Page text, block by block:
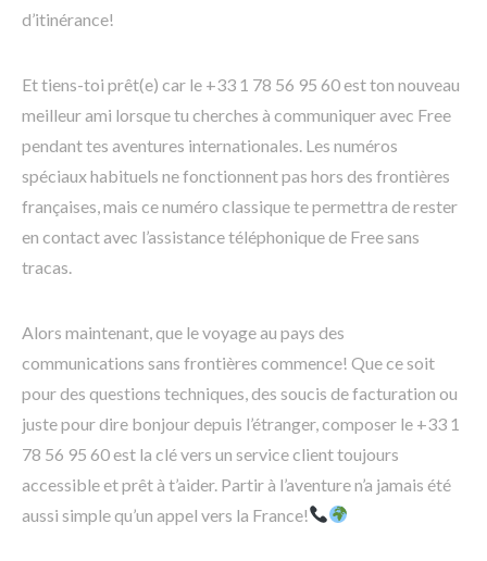
d’itinérance!
Et tiens-toi prêt(e) car le +33 1 78 56 95 60 est ton nouveau
meilleur ami lorsque tu cherches à communiquer avec Free
pendant tes aventures internationales. Les numéros
spéciaux habituels ne fonctionnent pas hors des frontières
françaises, mais ce numéro classique te permettra de rester
en contact avec l’assistance téléphonique de Free sans
tracas.
Alors maintenant, que le voyage au pays des
communications sans frontières commence! Que ce soit
pour des questions techniques, des soucis de facturation ou
juste pour dire bonjour depuis l’étranger, composer le +33 1
78 56 95 60 est la clé vers un service client toujours
accessible et prêt à t’aider. Partir à l’aventure n’a jamais été
aussi simple qu’un appel vers la France!